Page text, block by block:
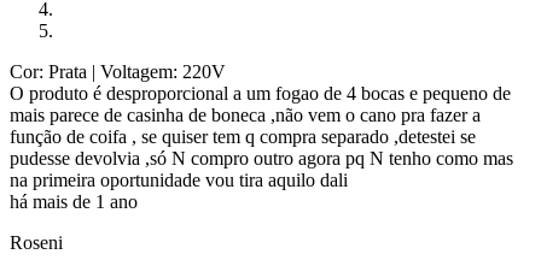
Cor: Prata | Voltagem: 220V
O produto é desproporcional a um fogao de 4 bocas e pequeno de
mais parece de casinha de boneca ,não vem o cano pra fazer a
função de coifa , se quiser tem q compra separado ,detestei se
pudesse devolvia ,só N compro outro agora pq N tenho como mas
na primeira oportunidade vou tira aquilo dali
há mais de 1 ano
Roseni